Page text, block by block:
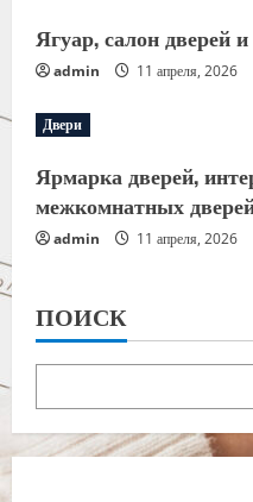
Ягуар, салон дверей
admin 11 апреля, 2026
Двери
Ярмарка дверей,
межкомнатных
admin 11 апреля, 2026
ПОИСК